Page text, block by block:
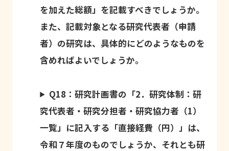
を加えた総額」を記載すべきでしょうか。
また、記載対象となる研究代表者（申請
者）の研究は、具体的にどのようなものを
含めればよいでしょうか。
Q18：研究計画書の「2．研究体制：研
究代表者・研究分担者・研究協力者（1）
一覧」に記入する「直接経費（円）」は、
令和７年度のものでしょうか、それとも研